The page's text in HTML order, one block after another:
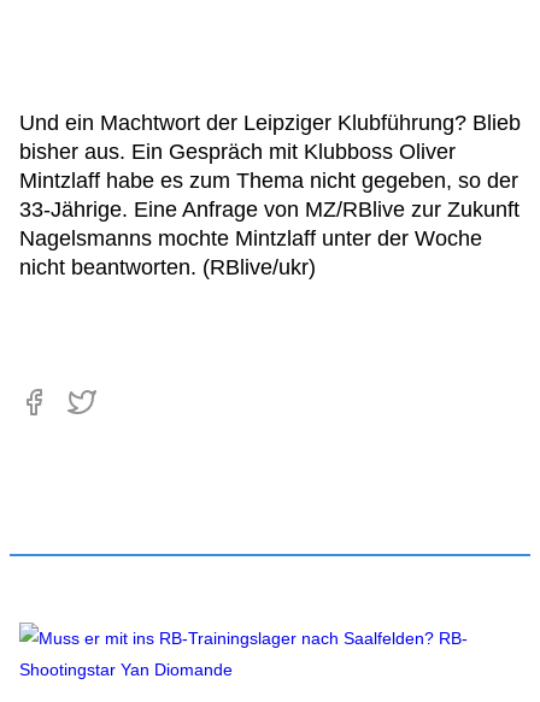
Und ein Machtwort der Leipziger Klubführung? Blieb
bisher aus. Ein Gespräch mit Klubboss Oliver
Mintzlaff habe es zum Thema nicht gegeben, so der
33-Jährige. Eine Anfrage von MZ/RBlive zur Zukunft
Nagelsmanns mochte Mintzlaff unter der Woche
nicht beantworten. (RBlive/ukr)